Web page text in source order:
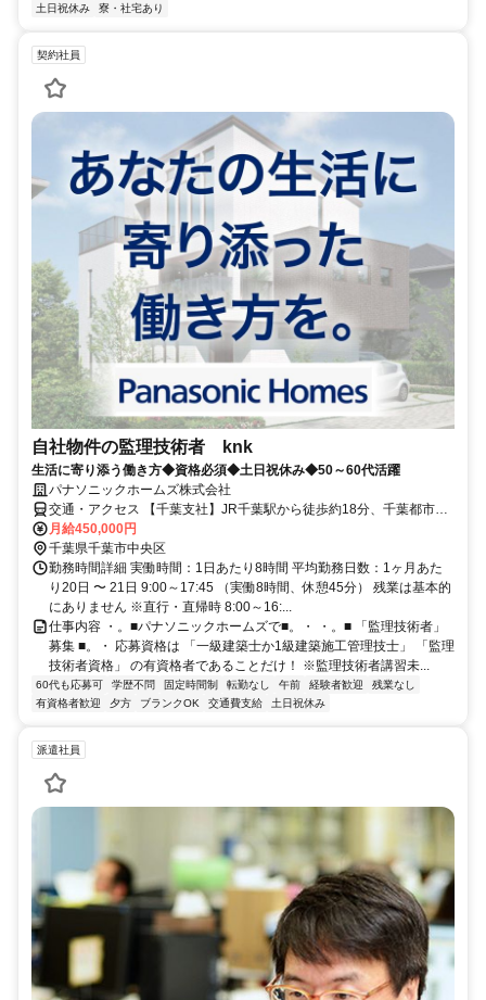
土日祝休み
寮・社宅あり
契約社員
自社物件の監理技術者 knk
生活に寄り添う働き方◆資格必須◆土日祝休み◆50～60代活躍
パナソニックホームズ株式会社
交通・アクセス 【千葉支社】JR千葉駅から徒歩約18分、千葉都市モ
ノレール市役所前駅から徒歩約10分／現場（自宅から1時間半以内）
への直行直帰が基本。事務所へは月に数回出社あり
月給450,000円
千葉県千葉市中央区
勤務時間詳細 実働時間：1日あたり8時間 平均勤務日数：1ヶ月あた
り20日 〜 21日 9:00～17:45 （実働8時間、休憩45分） 残業は基本的
にありません ※直行・直帰時 8:00～16:...
仕事内容 ・。■パナソニックホームズで■。・ ・。■ 「監理技術者」
募集 ■。・ 応募資格は 「一級建築士か1級建築施工管理技士」 「監理
技術者資格」 の有資格者であることだけ！ ※監理技術者講習未...
60代も応募可 学歴不問 固定時間制 転勤なし 午前 経験者歓迎
残業なし
有資格者歓迎
夕方 ブランクOK 交通費支給 土日祝休み
派遣社員